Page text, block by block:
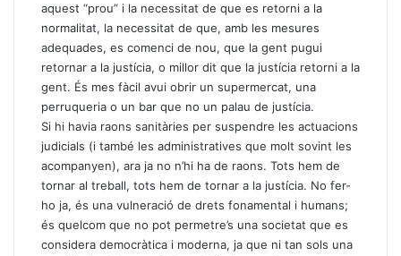
aquest “prou” i la necessitat de que es retorni a la
normalitat, la necessitat de que, amb les mesures
adequades, es comenci de nou, que la gent pugui
retornar a la justícia, o millor dit que la justícia retorni a la
gent. És mes fàcil avui obrir un supermercat, una
perruqueria o un bar que no un palau de justícia.
Si hi havia raons sanitàries per suspendre les actuacions
judicials (i també les administratives que molt sovint les
acompanyen), ara ja no n’hi ha de raons. Tots hem de
tornar al treball, tots hem de tornar a la justícia. No fer-
ho ja, és una vulneració de drets fonamental i humans;
és quelcom que no pot permetre’s una societat que es
considera democràtica i moderna, ja que ni tan sols una